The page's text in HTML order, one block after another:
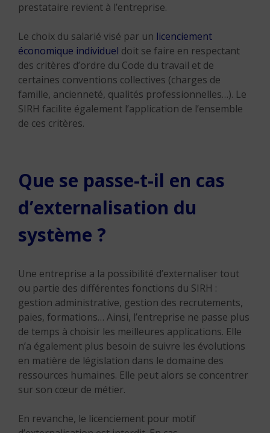
prestataire revient à l’entreprise.
Le choix du salarié visé par un licenciement
économique individuel doit se faire en respectant
des critères d’ordre du Code du travail et de
certaines conventions collectives (charges de
famille, ancienneté, qualités professionnelles…). Le
SIRH facilite également l’application de l’ensemble
de ces critères.
Que se passe-t-il en cas
d’externalisation du
système ?
Une entreprise a la possibilité d’externaliser tout
ou partie des différentes fonctions du SIRH :
gestion administrative, gestion des recrutements,
paies, formations… Ainsi, l’entreprise ne passe plus
de temps à choisir les meilleures applications. Elle
n’a également plus besoin de suivre les évolutions
en matière de législation dans le domaine des
ressources humaines. Elle peut alors se concentrer
sur son cœur de métier.
En revanche, le licenciement pour motif